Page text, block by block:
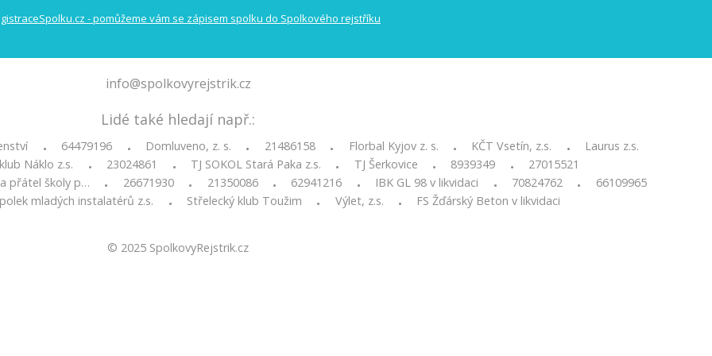
info@spolkovyrejstrik.cz
Lidé také hledají např.:
• 64479196 • Domluveno, z. s. • 21486158 • Florbal Kyjov z. s. • KČT Vsetín, z.s. •
Laurus z.s.
Náklo z.s.
• 23024861 • TJ SOKOL Stará Paka z.s. • TJ Šerkovice • 8939349 •
27015521
přátel školy p…
• 26671930 • 21350086 • 62941216 • IBK GL 98 v likvidaci • 70824762 •
66109965
mladých instalatérů z.s.
• Střelecký klub Toužim • Výlet, z.s. • FS Žďárský Beton v likvidaci
© 2025 SpolkovyRejstrik.cz